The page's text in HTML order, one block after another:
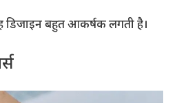
बहुत आकर्षक लगती है।